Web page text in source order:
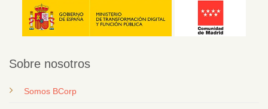
Sobre nosotros
Somos BCorp